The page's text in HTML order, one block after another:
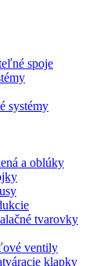
spoje
systémy
a oblúky
tvarovky
ventily
klapky